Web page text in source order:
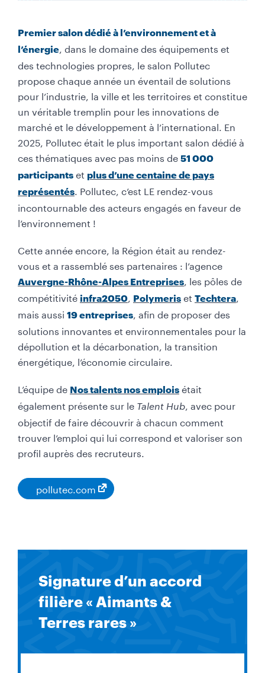
Premier salon dédié à l’environnement et à
l’énergie , dans le domaine des équipements et
des technologies propres, le salon Pollutec
propose chaque année un éventail de solutions
pour l’industrie, la ville et les territoires et constitue
un véritable tremplin pour les innovations de
marché et le développement à l’international. En
2025, Pollutec était le plus important salon dédié à
ces thématiques avec pas moins de 51 000
participants et plus d’une centaine de pays
représentés . Pollutec, c’est LE rendez-vous
incontournable des acteurs engagés en faveur de
l’environnement !
Cette année encore, la Région était au rendez-
vous et a rassemblé ses partenaires : l’agence
Auvergne-Rhône-Alpes Entreprises les pôles de
compétitivité infra2050 Polymeris et Techtera
mais aussi 19 entreprises , afin de proposer des
solutions innovantes et environnementales pour la
dépollution et la décarbonation, la transition
énergétique, l’économie circulaire.
L’équipe de Nos talents nos emplois était
également présente sur le Talent Hub , avec pour
objectif de faire découvrir à chacun comment
trouver l’emploi qui lui correspond et valoriser son
profil auprès des recruteurs.
pollutec.com
Signature d’un accord
filière « Aimants &
Terres rares »